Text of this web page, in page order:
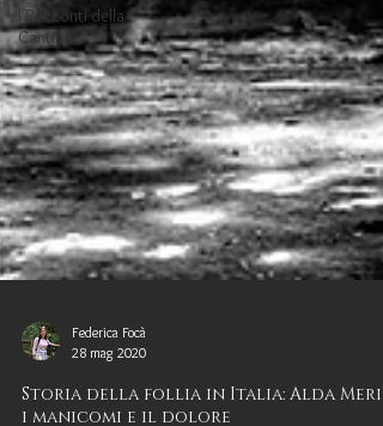
I Racconti della
Cantina
28 mag 2020